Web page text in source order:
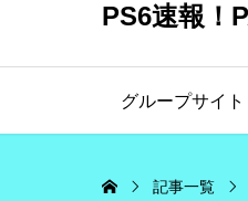
PS6速報！
グループサイト
記事一覧